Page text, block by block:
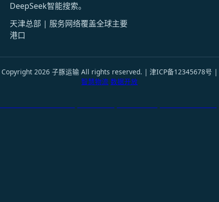
DeepSeek智能搜索。
天津总部 | 服务网络覆盖全球主要
港口
Copyright 2026 子豚运输 All rights reserved. | 津ICP备12345678号 |
智慧物流 数据开放